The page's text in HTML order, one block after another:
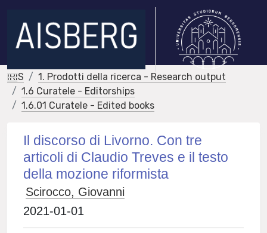
IRIS
1. Prodotti della ricerca - Research output
1.6 Curatele - Editorships
1.6.01 Curatele - Edited books
Il discorso di Livorno. Con tre
articoli di Claudio Treves e il testo
della mozione riformista
Scirocco, Giovanni
2021-01-01